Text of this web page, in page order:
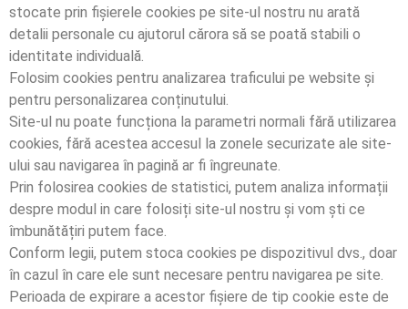
stocate prin fișierele cookies pe site-ul nostru nu arată
detalii personale cu ajutorul cărora să se poată stabili o
identitate individuală.
Folosim cookies pentru analizarea traficului pe website și
pentru personalizarea conținutului.
Site-ul nu poate funcționa la parametri normali fără utilizarea
cookies, fără acestea accesul la zonele securizate ale site-
ului sau navigarea în pagină ar fi îngreunate.
Prin folosirea cookies de statistici, putem analiza informații
despre modul in care folosiți site-ul nostru și vom ști ce
îmbunătățiri putem face.
Conform legii, putem stoca cookies pe dispozitivul dvs., doar
în cazul în care ele sunt necesare pentru navigarea pe site.
Perioada de expirare a acestor fișiere de tip cookie este de